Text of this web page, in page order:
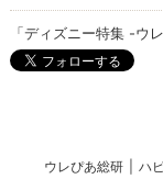
「ディズニー特集 -ウ
ウレぴあ総研 ハ